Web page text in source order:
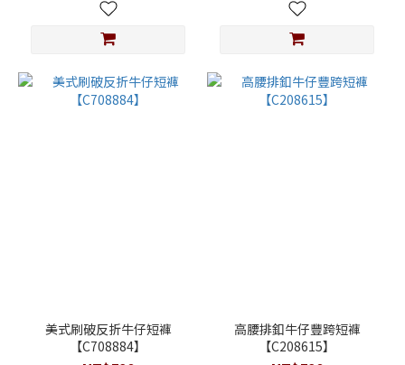
美式刷破反折牛仔短褲
【C708884】
高腰排釦牛仔豐跨短褲
【C208615】